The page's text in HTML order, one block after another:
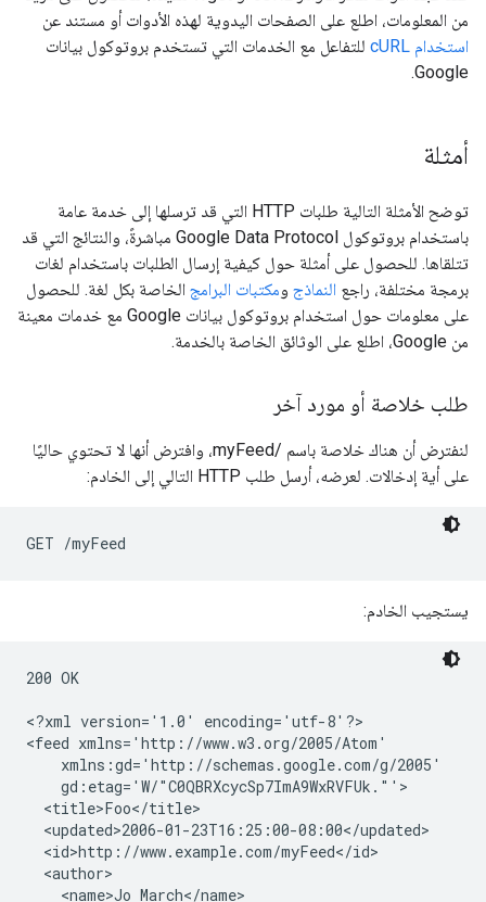
من المعلومات، اطلع على الصفحات اليدوية لهذه الأدوات أو مستند عن
استخدام cURL
للتفاعل مع الخدمات التي تستخدم بروتوكول بيانات
Google.
أمثلة
توضح الأمثلة التالية طلبات HTTP التي قد ترسلها إلى خدمة عامة
باستخدام بروتوكول Google Data Protocol مباشرةً، والنتائج التي قد
تتلقاها. للحصول على أمثلة حول كيفية إرسال الطلبات باستخدام لغات
برمجة مختلفة، راجع النماذج ومكتبات البرامج الخاصة بكل لغة. للحصول
على معلومات حول استخدام بروتوكول بيانات Google مع خدمات معينة
من Google، اطلع على الوثائق الخاصة بالخدمة.
طلب خلاصة أو مورد آخر
لنفترض أن هناك خلاصة باسم /myFeed، وافترض أنها لا تحتوي حاليًا
على أية إدخالات. لعرضه، أرسل طلب HTTP التالي إلى الخادم:
يستجيب الخادم:
200 OK
<?xml version='1.0' encoding='utf-8'?>
<feed xmlns='http://www.w3.org/2005/Atom'
    xmlns:gd='http://schemas.google.com/g/2005'
    gd:etag='W/"C0QBRXcycSp7ImA9WxRVFUk."'>
  <title>Foo</title>
  <updated>2006-01-23T16:25:00-08:00</updated>
  <id>http://www.example.com/myFeed</id>
  <author>
    <name>Jo March</name>